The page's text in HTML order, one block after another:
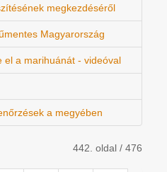
megkezdéséről
Magyarország
el a marihuánát - videóval
a megyében
442. oldal / 476